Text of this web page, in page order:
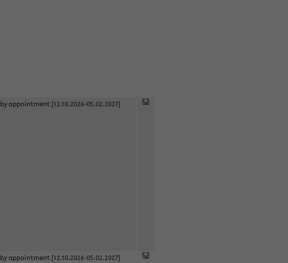
by appointment [12.10.2026-05.02.2027]
by appointment [12.10.2026-05.02.2027]